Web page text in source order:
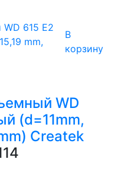
В
корзину
WD
(d=11mm,
Createk